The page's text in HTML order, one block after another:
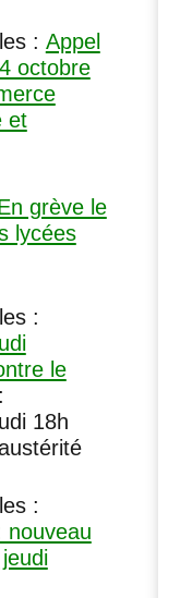
: Appel
octobre
et
grève le
lycées
:
le
18h
: